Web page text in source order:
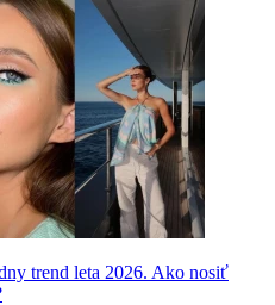
trend leta 2026. Ako nosiť